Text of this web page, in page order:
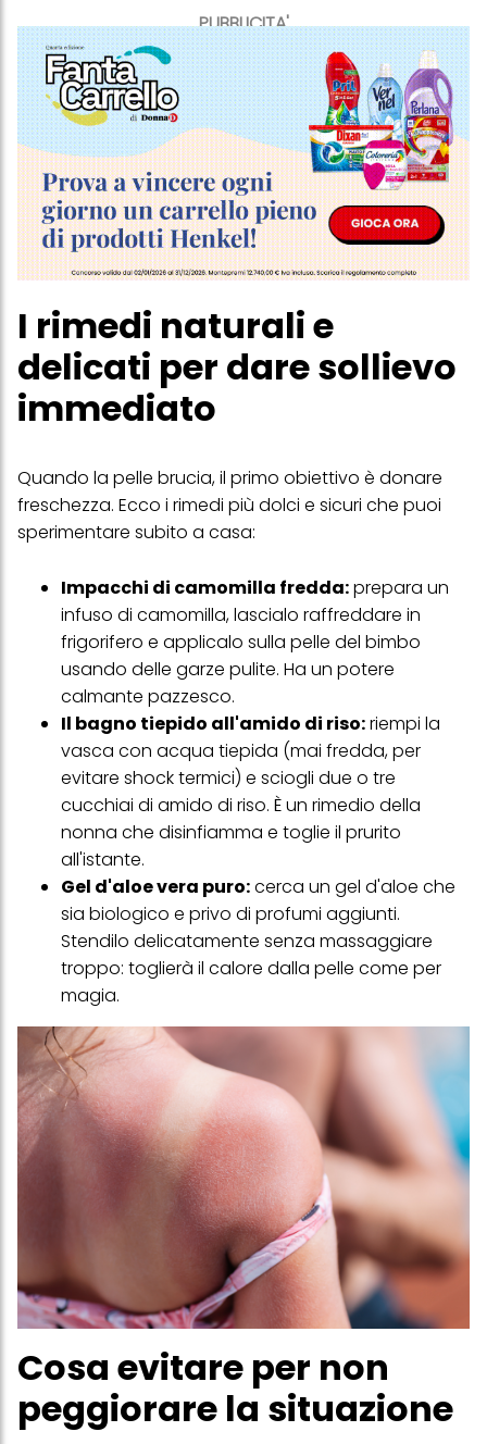
PUBBLICITA'
I rimedi naturali e
delicati per dare sollievo
immediato
Quando la pelle brucia, il primo obiettivo è donare
freschezza. Ecco i rimedi più dolci e sicuri che puoi
sperimentare subito a casa:
Impacchi di camomilla fredda:prepara un
infuso di camomilla, lascialo raffreddare in
frigorifero e applicalo sulla pelle del bimbo
usando delle garze pulite. Ha un potere
calmante pazzesco.
Il bagno tiepido all'amido di riso:riempi la
vasca con acqua tiepida (mai fredda, per
evitare shock termici) e sciogli due o tre
cucchiai di amido di riso. È un rimedio della
nonna che disinfiamma e toglie il prurito
all'istante.
Gel d'aloe vera puro:cerca un gel d'aloe che
sia biologico e privo di profumi aggiunti.
Stendilo delicatamente senza massaggiare
troppo: toglierà il calore dalla pelle come per
magia.
Cosa evitare per non
peggiorare la situazione